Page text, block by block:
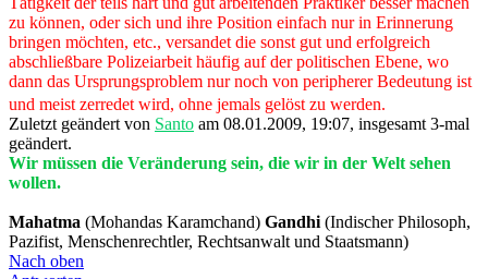
und meist zerredet wird, ohne jemals gelöst zu werden.
Zuletzt geändert von Santoam 08.01.2009, 19:07, insgesamt 3-mal
geändert.
Wir müssen die Veränderung sein, die wir in der Welt sehen
wollen.
Mahatma(Mohandas Karamchand)Gandhi(Indischer Philosoph,
Pazifist, Menschenrechtler, Rechtsanwalt und Staatsmann)
Nach oben
Antworten
Druckansicht
Anzeigen: